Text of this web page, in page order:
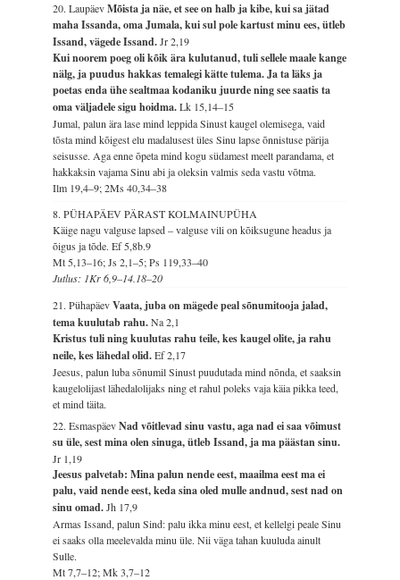
20. LaupäevMõista ja näe, et see on halb ja kibe, kui sa jätad
maha Issanda, oma Jumala, kui sul pole kartust minu ees, ütleb
Issand, vägede Issand.Jr 2,19
Kui noorem poeg oli kõik ära kulutanud, tuli sellele maale kange
nälg, ja puudus hakkas temalegi kätte tulema. Ja ta läks ja
poetas enda ühe sealtmaa kodaniku juurde ning see saatis ta
oma väljadele sigu hoidma.Lk 15,14–15
Jumal, palun ära lase mind leppida Sinust kaugel olemisega, vaid
tõsta mind kõigest elu madalusest üles Sinu lapse õnnistuse pärija
seisusse. Aga enne õpeta mind kogu südamest meelt parandama, et
hakkaksin vajama Sinu abi ja oleksin valmis seda vastu võtma.
Ilm 19,4–9; 2Ms 40,34–38
8. PÜHAPÄEV PÄRAST KOLMAINUPÜHA
Käige nagu valguse lapsed – valguse vili on kõiksugune headus ja
õigus ja tõde.Ef 5,8b.9
Mt 5,13–16; Js 2,1–5; Ps 119,33–40
Jutlus: 1Kr 6,9–14.18–20
21. PühapäevVaata, juba on mägede peal sõnumitooja jalad,
tema kuulutab rahu.Na 2,1
Kristus tuli ning kuulutas rahu teile, kes kaugel olite, ja rahu
neile, kes lähedal olid.Ef 2,17
Jeesus, palun luba sõnumil Sinust puudutada mind nõnda, et saaksin
kaugelolijast lähedalolijaks ning et rahul poleks vaja käia pikka teed,
et mind täita.
22. EsmaspäevNad võitlevad sinu vastu, aga nad ei saa võimust
su üle, sest mina olen sinuga, ütleb Issand, ja ma päästan sinu.
Jr 1,19
Jeesus palvetab: Mina palun nende eest, maailma eest ma ei
palu, vaid nende eest, keda sina oled mulle andnud, sest nad on
sinu omad.Jh 17,9
Armas Issand, palun Sind: palu ikka minu eest, et kellelgi peale Sinu
ei saaks olla meelevalda minu üle. Nii väga tahan kuuluda ainult
Sulle.
Mt 7,7–12; Mk 3,7–12